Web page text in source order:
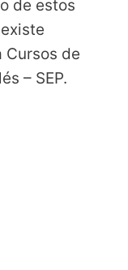
de estos
Cursos de
– SEP.